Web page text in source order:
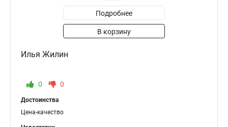
Подробнее
В корзину
Илья Жилин
0 0
Достоинства
Цена-качество